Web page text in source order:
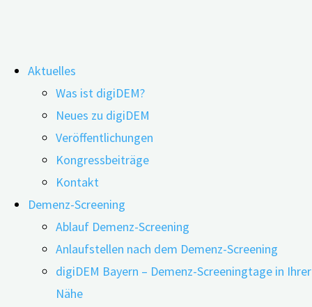
Inhalt
springen
Aktuelles
Was ist digiDEM?
Neues zu digiDEM
Veröffentlichungen
Kongressbeiträge
Kontakt
Demenz-Screening
Ablauf Demenz-Screening
Anlaufstellen nach dem Demenz-Screening
digiDEM Bayern – Demenz-Screeningtage in Ihrer
Nähe
Serviceangebot aus Leidenschaft: der
digiDEM Bayern-Newsletter